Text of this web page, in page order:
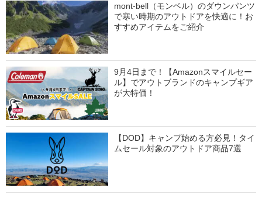
mont-bell（モンベル）のダウンパンツ
で寒い時期のアウトドアを快適に！お
すすめアイテムをご紹介
9月4日まで！【Amazonスマイルセー
ル】でアウトブランドのキャンプギア
が大特価！
【DOD】キャンプ始める方必見！タイ
ムセール対象のアウトドア商品7選